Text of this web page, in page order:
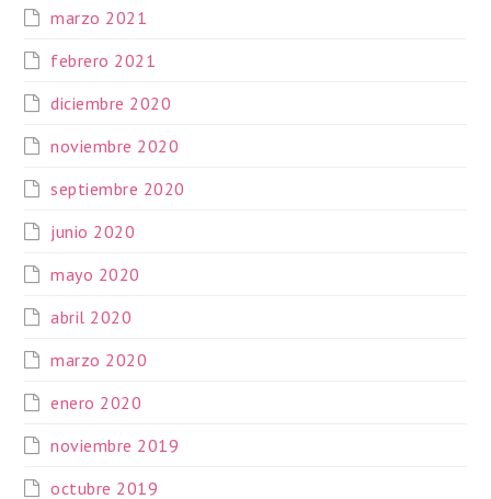
marzo 2021
febrero 2021
diciembre 2020
noviembre 2020
septiembre 2020
junio 2020
mayo 2020
abril 2020
marzo 2020
enero 2020
noviembre 2019
octubre 2019